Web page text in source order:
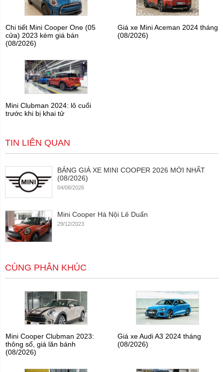
Chi tiết Mini Cooper One (05
cửa) 2023 kèm giá bán
(08/2026)
Giá xe Mini Aceman 2024 tháng
(08/2026)
Mini Clubman 2024: lô cuối
trước khi bị khai tử
TIN LIÊN QUAN
BẢNG GIÁ XE MINI COOPER 2026 MỚI NHẤT
(08/2026)
04/08/2026
Mini Cooper Hà Nội Lê Duẩn
29/12/2023
CÙNG PHÂN KHÚC
Mini Cooper Clubman 2023:
thông số, giá lăn bánh
(08/2026)
Giá xe Audi A3 2024 tháng
(08/2026)